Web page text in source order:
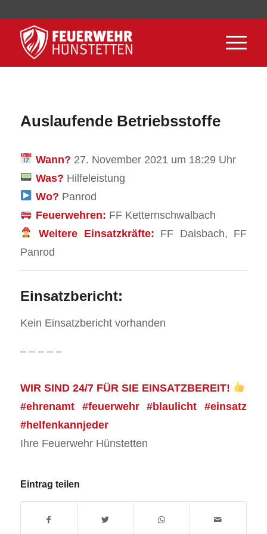
Auslaufende Betriebsstoffe
Wann? 27. November 2021 um 18:29 Uhr
Was? Hilfeleistung
Wo? Panrod
Feuerwehren: FF Ketternschwalbach
Weitere Einsatzkräfte: FF Daisbach, FF
Panrod
Einsatzbericht:
Kein Einsatzbericht vorhanden
– – – – –
WIR SIND 24/7 FÜR SIE EINSATZBEREIT!
#ehrenamt #feuerwehr #blaulicht #einsatz
#helfenkannjeder
Ihre Feuerwehr Hünstetten
Eintrag teilen